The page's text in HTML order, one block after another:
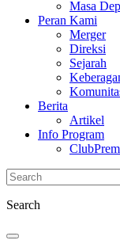
Masa
Peran Kami
Merger
Direksi
Sejarah
Berita
Artikel
Info Program
Search